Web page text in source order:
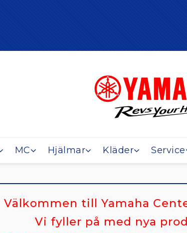
MC Hjälmar Kläder Service
Välkommen till Yamaha
Vi fyller på med nya